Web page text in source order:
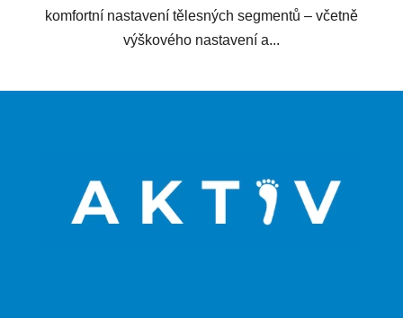
komfortní nastavení tělesných segmentů – včetně
výškového nastavení a...